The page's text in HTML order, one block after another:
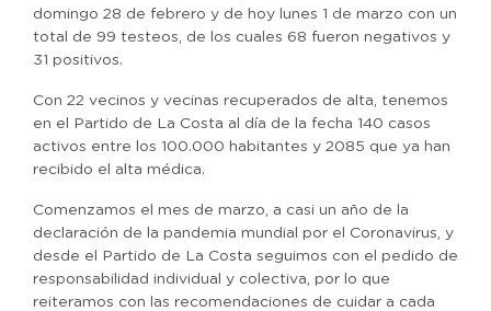
domingo 28 de febrero y de hoy lunes 1 de marzo con un
total de 99 testeos, de los cuales 68 fueron negativos y
31 positivos.
Con 22 vecinos y vecinas recuperados de alta, tenemos
en el Partido de La Costa al día de la fecha 140 casos
activos entre los 100.000 habitantes y 2085 que ya han
recibido el alta médica.
Comenzamos el mes de marzo, a casi un año de la
declaración de la pandemia mundial por el Coronavirus, y
desde el Partido de La Costa seguimos con el pedido de
responsabilidad individual y colectiva, por lo que
reiteramos con las recomendaciones de cuidar a cada